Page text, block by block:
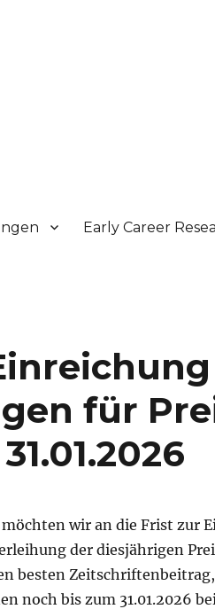
Early Career
für
wir an die Frist zur
der diesjährigen
besten
noch bis zum 31.01.2026